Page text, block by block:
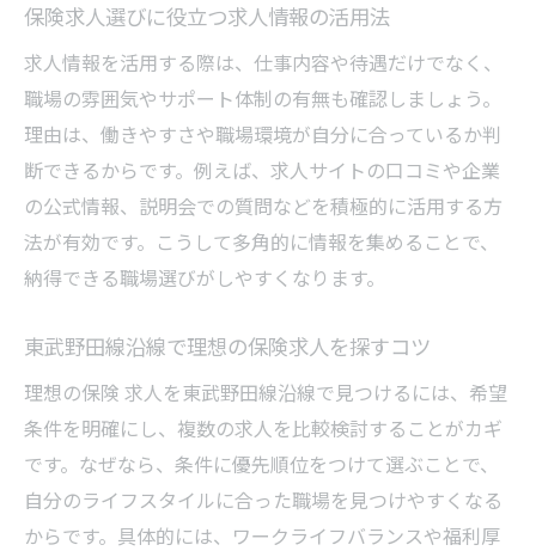
保険求人で叶う柔軟な働き方のポイント
保険求人が提案する新しいワークスタイル
働きやすい保険求人で柔軟勤務を実現
保険求人で人気の柔軟な勤務形態とは
保険求人探しで注目したい働き方の変化
柔軟な働き方ができる保険求人の特徴
未経験歓迎の保険求人でキャリアを築くには
成
保険求人で未経験から成長できる理由
未経験者向け保険求人の研修制度を活用
保険求人でキャリアアップを目指す方法
未経験歓迎の保険求人選びのポイント
保険求人選びに役立つ求人情報の活用法
求人情報を活用する際は、仕事内容や待遇だけでなく、
職場の雰囲気やサポート体制の有無も確認しましょう。
理由は、働きやすさや職場環境が自分に合っているか判
断できるからです。例えば、求人サイトの口コミや企業
の公式情報、説明会での質問などを積極的に活用する方
法が有効です。こうして多角的に情報を集めることで、
納得できる職場選びがしやすくなります。
東武野田線沿線で理想の保険求人を探すコツ
理想の保険 求人を東武野田線沿線で見つけるには、希望
条件を明確にし、複数の求人を比較検討することがカギ
です。なぜなら、条件に優先順位をつけて選ぶことで、
自分のライフスタイルに合った職場を見つけやすくなる
からです。具体的には、ワークライフバランスや福利厚